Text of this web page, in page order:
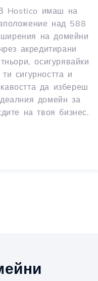
Hostico имаш на
над 588
на домейни
чрез акредитирани
осигурявайки
ти сигурността и
да избереш
домейн за
на твоя бизнес.